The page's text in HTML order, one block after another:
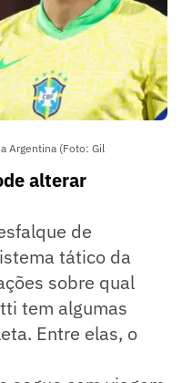
Argentina (Foto: Gil
alterar
de
tático da
sobre qual
tem algumas
Entre elas, o